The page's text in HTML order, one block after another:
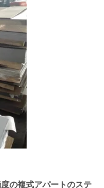
の複式アパートのステ